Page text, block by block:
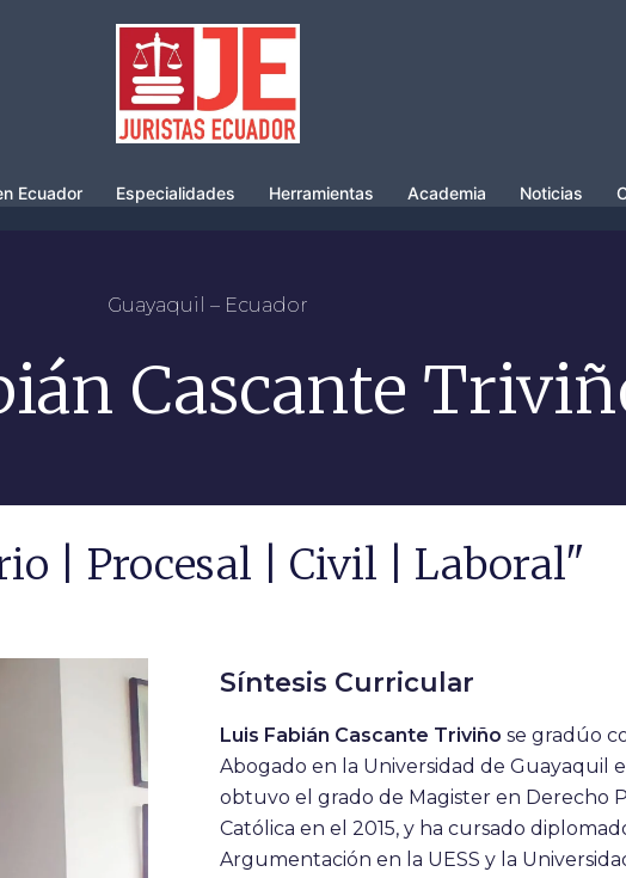
Ecuador Especialidades Herramientas Academia Noticias
Guayaquil – Ecuador
Cascante
| Procesal | Civil | Laboral"
Síntesis Curricular
Luis Fabián Cascante Triviño se gradúo
Abogado en la Universidad de Guayaquil
obtuvo el grado de Magister en Derecho
Católica en el 2015, y ha cursado
Argumentación en la UESS y la